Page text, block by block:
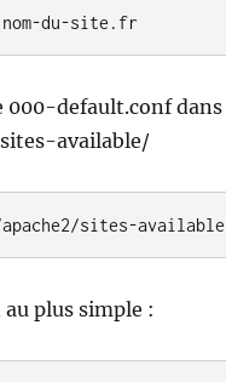
du-site.fr
000-default.conf dans
available/
sites-
plus simple :